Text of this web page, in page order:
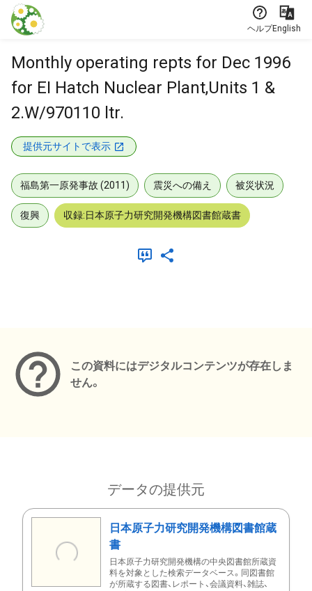
本文に飛ぶ
ヘルプEnglish
Monthly operating repts for Dec 1996
for EI Hatch Nuclear Plant,Units 1 &
2.W/970110 ltr.
提供元サイトで表示
福島第一原発事故 (2011) 震災への備え 被災状況
復興 収録:日本原子力研究開発機構図書館蔵書
この資料にはデジタルコンテンツが存在しま
せん。
データの提供元
日本原子力研究開発機構図書館蔵
書
日本原子力研究開発機構の中央図書館所蔵資
料を対象とした検索データベース。同図書館
が所蔵する図書、レポート、会議資料、雑誌、